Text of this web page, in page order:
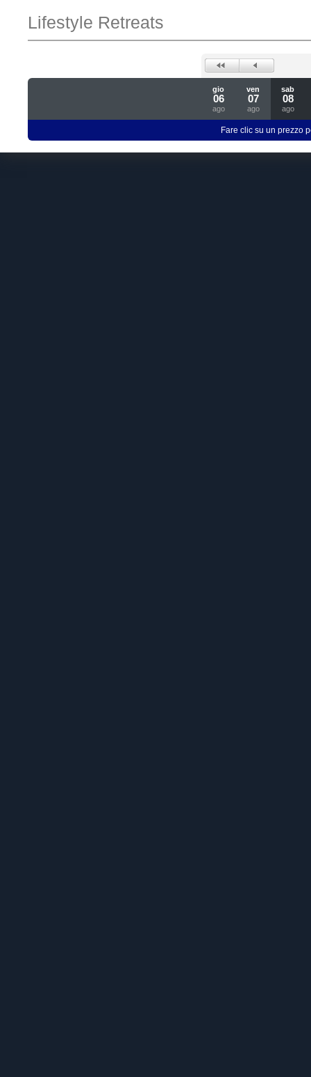
Lifestyle Retreats
gio
06
ago
ven
07
ago
sab
08
ago
Fare clic su un prezzo